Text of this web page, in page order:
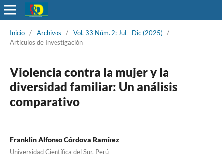
Inicio / Archivos / Vol. 33 Núm. 2: Jul - Dic (2025)
/
Artículos de Investigación
Violencia contra la mujer y la
diversidad familiar: Un análisis
comparativo
Franklin Alfonso Córdova Ramírez
Universidad Científica del Sur, Perú